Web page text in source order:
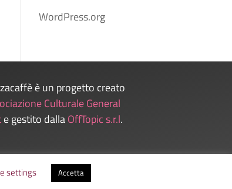
WordPress.org
è un progetto creato
Culturale General
e gestito dallaOffTopic s.r.l.
settings Accetta